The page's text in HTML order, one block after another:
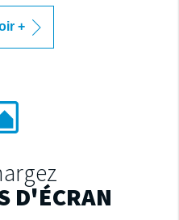
+
D'ÉCRAN